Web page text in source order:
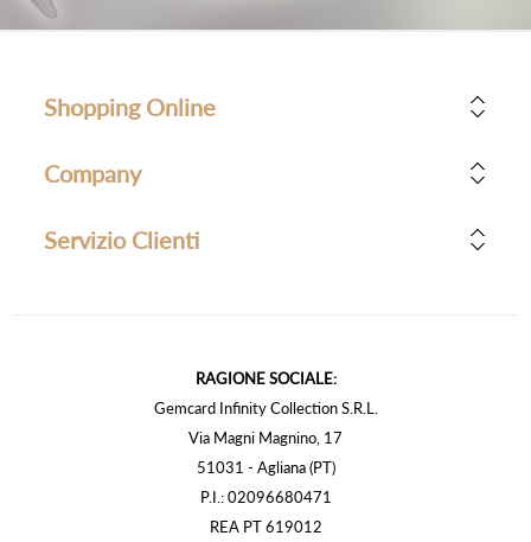
Shopping Online
Company
Servizio Clienti
RAGIONE SOCIALE:
Gemcard Infinity Collection S.R.L.
Via Magni Magnino, 17
51031 - Agliana (PT)
P.I.: 02096680471
REA PT 619012